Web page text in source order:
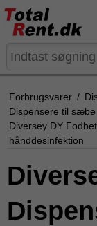
Forbrugsvarer /
Dispensere til
Diversey DY
hånddesinfektion